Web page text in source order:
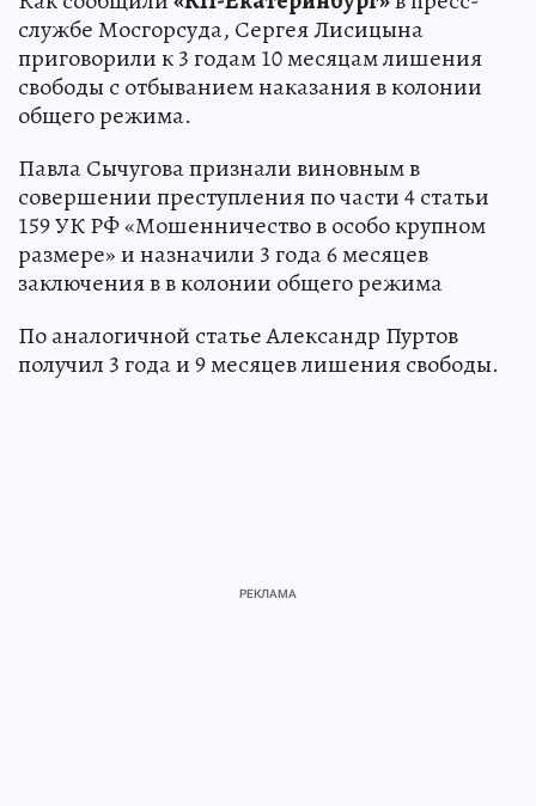
службе Мосгорсуда, Сергея Лисицына
приговорили к 3 годам 10 месяцам лишения
свободы с отбыванием наказания в колонии
общего режима.
Павла Сычугова признали виновным в
совершении преступления по части 4 статьи
159 УК РФ «Мошенничество в особо крупном
размере» и назначили 3 года 6 месяцев
заключения в в колонии общего режима
По аналогичной статье Александр Пуртов
получил 3 года и 9 месяцев лишения свободы.